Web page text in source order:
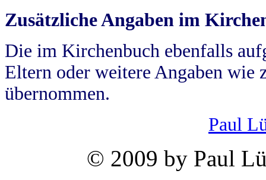
Zusätzliche Angaben im
Die im Kirchenbuch ebenfalls
Eltern oder weitere Angaben wie
übernommen.
Paul
© 2009 by Paul